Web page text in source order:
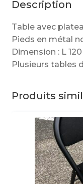
Description
Table avec
Pieds en métal
Dimension : L
Plusieurs tables
Produits